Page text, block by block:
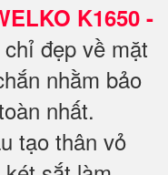
K1650 -
đẹp về mặt
nhằm bảo
nhất.
tạo thân vỏ